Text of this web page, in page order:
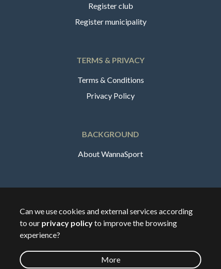
Register club
Register municipality
TERMS & PRIVACY
Terms & Conditions
Privacy Policy
BACKGROUND
About WannaSport
🇸🇪Sverige
©2026Wannasport.dk
Can we use cookies and external services according
to our privacy policyto improve the browsing
experience?
More